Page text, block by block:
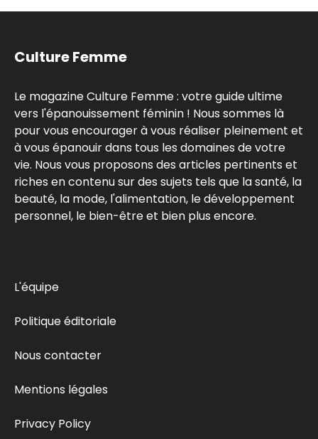
Culture Femme
Le magazine Culture Femme : votre guide ultime
vers l'épanouissement féminin ! Nous sommes là
pour vous encourager à vous réaliser pleinement et
à vous épanouir dans tous les domaines de votre
vie. Nous vous proposons des articles pertinents et
riches en contenu sur des sujets tels que la santé, la
beauté, la mode, l'alimentation, le développement
personnel, le bien-être et bien plus encore.
L'équipe
Politique éditoriale
Nous contacter
Mentions légales
Privacy Policy